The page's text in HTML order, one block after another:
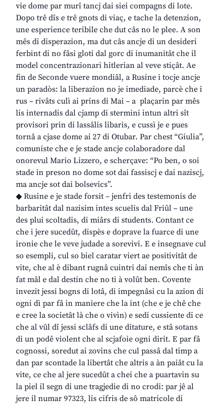
vie dome par murî tancj dai siei compagns di lote.
Dopo trê dîs e trê gnots di viaç, e tache la detenzion,
une esperience teribile che dut câs no le plee. A son
mês di disperazion, ma dut câs ancje di un desideri
ferbint di no fâsi gloti dal gorc di inumanitât che il
model concentrazionari hitlerian al veve stiçât. Ae
fin de Seconde vuere mondiâl, a Rusine i tocje ancje
un paradòs: la liberazion no je imediade, parcè che i
rus – rivâts culì ai prins di Mai – a plaçarin par mês
lis internadis dal cjamp di stermini intun altri sît
provisori prin di lassâlis libaris, e cussì je e pues
tornâ a cjase dome ai 27 di Otubar. Par chest “Giulia”,
comuniste che e je stade ancje colaboradore dal
onorevul Mario Lizzero, e scherçave: “Po ben, o soi
stade in preson no dome sot dai fassiscj e dai naziscj,
ma ancje sot dai bolsevics”.
◆ Rusine e je stade forsit – jenfri des testemonis de
barbaritât dal nazisim intes scuelis dal Friûl – une
des plui scoltadis, di miârs di students. Contant ce
che i jere sucedût, dispès e doprave la fuarce di une
ironie che le veve judade a sorevivi. E e insegnave cul
so esempli, cul so biel caratar viert ae positivitât de
vite, che al è dibant rugnâ cuintri dai nemîs che ti àn
fat mâl e dal destin che no ti à volût ben. Covente
invezit jessi bogns di lotâ, di impegnâsi cu la azion di
ogni dì par fâ in maniere che la int (che e je chê che
e cree la societât là che o vivìn) e sedi cussiente di ce
che al vûl dî jessi sclâfs di une ditature, e stâ sotans
di un podê violent che al scjafoie ogni dirit. E par fâ
cognossi, soredut ai zovins che cul passâ dal timp a
dan par scontade la libertât che altris a àn paiât cu la
vite, ce che al jere sucedût a chei che a puartavin su
la piel il segn di une tragjedie di no crodi: par jê al
jere il numar 97323, lis cifris de sô matricole di